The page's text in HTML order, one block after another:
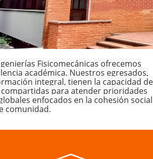
Fisicomecánicas ofrecemos
académica. Nuestros egresados,
integral, tienen la capacidad de
para atender prioridades
enfocados en la cohesión social
comunidad.